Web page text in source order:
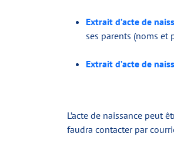
Extrait d’acte de
ses parents (noms et
Extrait d’acte de
L’acte de naissance peut
faudra contacter par